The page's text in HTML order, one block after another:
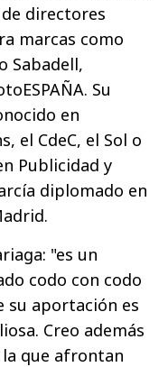
directores
marcas como
Sabadell,
Su
en
el CdeC, el Sol o
Publicidad y
diplomado en
"es un
codo con codo
su aportación es
Creo además
la que afrontan